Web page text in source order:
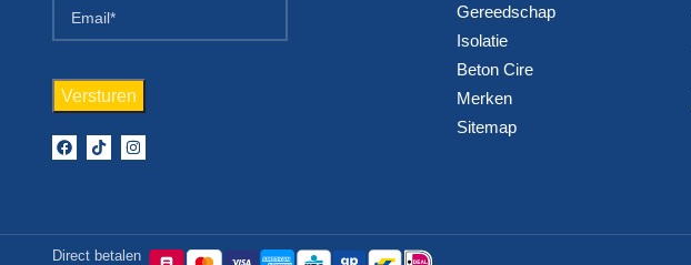
Gereedschap
Isolatie
Beton Cire
Merken
Sitemap
Direct betalen